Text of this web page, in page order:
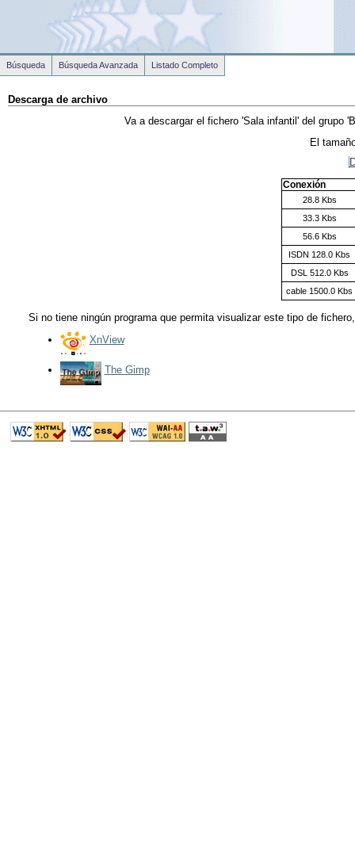
Descarga de archivo
Va a descargar el fichero 'Sala infantil'del grupo
El
Conexión
28.8 Kbs
33.3 Kbs
56.6 Kbs
ISDN 128.0 Kbs
DSL 512.0 Kbs
cable 1500.0 Kbs
Si no tiene ningún programa que permita visualizar este tipo de
XnView
The Gimp
Búsqueda Búsqueda Avanzada Listado Completo